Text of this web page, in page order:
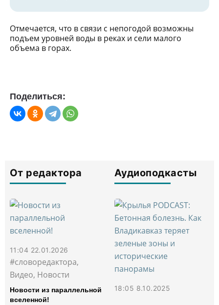
Отмечается, что в связи с непогодой возможны
подъем уровней воды в реках и сели малого
объема в горах.
Поделиться:
От редактора
11:04 22.01.2026
#словоредактора,
Видео, Новости
Новости из параллельной
вселенной!
Аудиоподкасты
18:05 8.10.2025